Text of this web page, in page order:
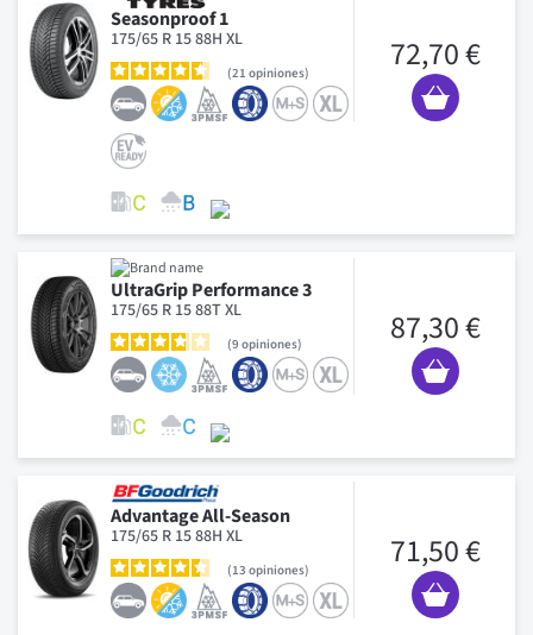
Seasonproof 1
175/65 R 15 88H XL
21 opiniones 72,70 €
UltraGrip Performance 3
175/65 R 15 88T XL
9 opiniones 87,30 €
Advantage All-Season
175/65 R 15 88H XL
13 opiniones 71,50 €